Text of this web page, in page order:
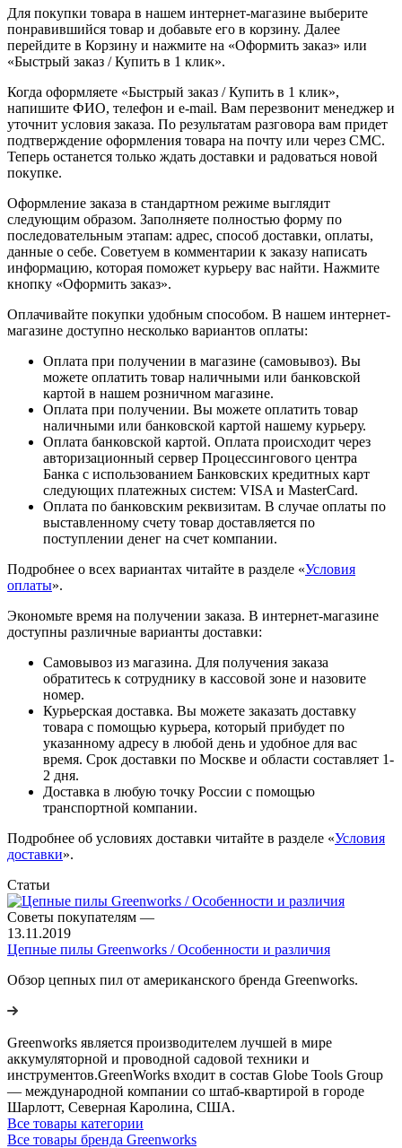
Для покупки товара в нашем интернет-магазине выберите
понравившийся товар и добавьте его в корзину. Далее
перейдите в Корзину и нажмите на «Оформить заказ» или
«Быстрый заказ / Купить в 1 клик».
Когда оформляете «Быстрый заказ / Купить в 1 клик»,
напишите ФИО, телефон и e-mail. Вам перезвонит менеджер и
уточнит условия заказа. По результатам разговора вам придет
подтверждение оформления товара на почту или через СМС.
Теперь останется только ждать доставки и радоваться новой
покупке.
Оформление заказа в стандартном режиме выглядит
следующим образом. Заполняете полностью форму по
последовательным этапам: адрес, способ доставки, оплаты,
данные о себе. Советуем в комментарии к заказу написать
информацию, которая поможет курьеру вас найти. Нажмите
кнопку «Оформить заказ».
Оплачивайте покупки удобным способом. В нашем интернет-
магазине доступно несколько вариантов оплаты:
Оплата при получении в магазине (самовывоз). Вы
можете оплатить товар наличными или банковской
картой в нашем розничном магазине.
Оплата при получении. Вы можете оплатить товар
наличными или банковской картой нашему курьеру.
Оплата банковской картой. Оплата происходит через
авторизационный сервер Процессингового центра
Банка с использованием Банковских кредитных карт
следующих платежных систем: VISA и MasterCard.
Оплата по банковским реквизитам. В случае оплаты по
выставленному счету товар доставляется по
поступлении денег на счет компании.
Подробнее о всех вариантах читайте в разделе «Условия
оплаты».
Экономьте время на получении заказа. В интернет-магазине
доступны различные варианты доставки:
Самовывоз из магазина. Для получения заказа
обратитесь к сотруднику в кассовой зоне и назовите
номер.
Курьерская доставка. Вы можете заказать доставку
товара с помощью курьера, который прибудет по
указанному адресу в любой день и удобное для вас
время. Срок доставки по Москве и области составляет 1-
2 дня.
Доставка в любую точку России с помощью
транспортной компании.
Подробнее об условиях доставки читайте в разделе «Условия
доставки».
Статьи
Советы покупателям —
13.11.2019
Цепные пилы Greenworks / Особенности и различия
Обзор цепных пил от американского бренда Greenworks.
Greenworks является производителем лучшей в мире
аккумуляторной и проводной садовой техники и
инструментов.GreenWorks входит в состав Globe Tools Group
— международной компании со штаб-квартирой в городе
Шарлотт, Северная Каролина, США.
Все товары категории
Все товары бренда Greenworks